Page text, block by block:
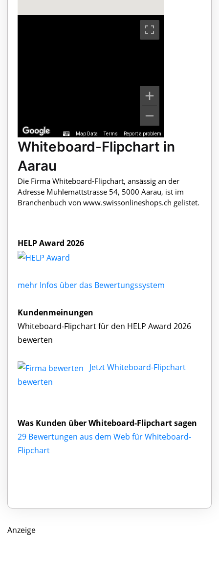
Map Data Terms Report a problem
Whiteboard-Flipchart in
Aarau
Die Firma Whiteboard-Flipchart, ansässig an der
Adresse Mühlemattstrasse 54, 5000 Aarau, ist im
Branchenbuch von www.swissonlineshops.ch gelistet.
HELP Award 2026
mehr Infos über das Bewertungssystem
Kundenmeinungen
Whiteboard-Flipchart für den HELP Award 2026
bewerten
Jetzt Whiteboard-Flipchart
bewerten
Was Kunden über Whiteboard-Flipchart sagen
29 Bewertungen aus dem Web für Whiteboard-
Flipchart
Anzeige